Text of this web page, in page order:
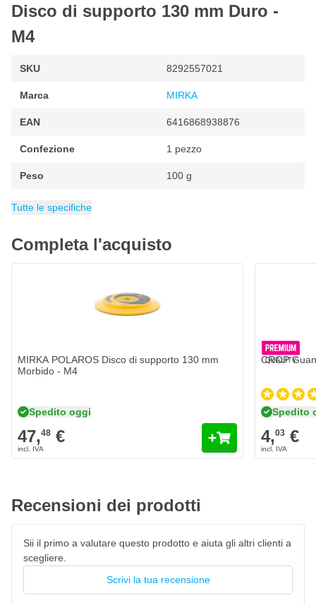
Disco di supporto 130 mm Duro -
M4
SKU 8292557021
Marca MIRKA
EAN 6416868938876
Confezione 1 pezzo
Peso 100 g
Categoria
Tutte le specifiche
Completa l'acquisto
MIRKA POLAROS Disco di supporto 130 mm
Morbido - M4
Spedito oggi
47,48 €
CROP
Spedito
4,03 €
Recensioni dei prodotti
Sii il primo a valutare questo prodotto e aiuta gli altri clienti a
scegliere.
Scrivi la tua recensione